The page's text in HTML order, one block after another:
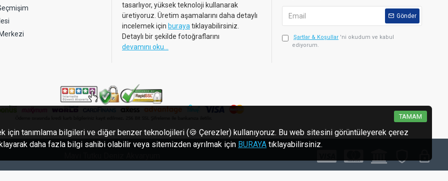
tasarlıyor, yüksek teknoloji kullanarak
üretiyoruz. Üretim aşamalarını daha detaylı
incelemek için buraya tıklayabilirsiniz.
Detaylı bir şekilde fotoğraflarını
devamını oku...
Gönder
Şartlar & Koşullar 'ni okudum ve kabul
ediyorum.
TAMAM
tanımlama bilgileri ve diğer benzer teknolojileri (🍪 Çerezler) kullanıyoruz. Bu web sitesini görüntüleyerek çerez
daha fazla bilgi sahibi olabilir veya sitemizden ayrılmak için BURAYA tıklayabilirsiniz.